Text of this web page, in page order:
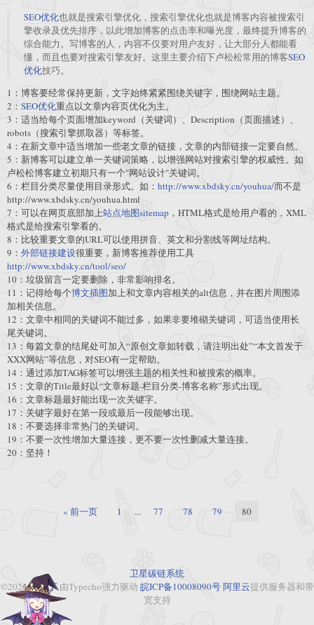
SEO优化也就是搜索引擎优化，搜索引擎优化也就是博客内容被搜索引
擎收录及优先排序，以此增加博客的点击率和曝光度，最终提升博客的
综合能力。写博客的人，内容不仅要对用户友好，让大部分人都能看
懂，而且也要对搜索引擎友好。这里主要介绍下卢松松常用的博客SEO
优化技巧。
1：博客要经常保持更新，文字始终紧紧围绕关键字，围绕网站主题。
2： SEO优化重点以文章内容页优化为主。
3：适当给每个页面增加keyword（关键词）、Description（页面描述）、
robots（搜索引擎抓取器）等标签。
4：在新文章中适当增加一些老文章的链接，文章的内部链接一定要自然。
5：新博客可以建立单一关键词策略，以增强网站对搜索引擎的权威性。如
卢松松博客建立初期只有一个"网站设计"关键词。
6：栏目分类尽量使用目录形式。如： http://www.xbdsky.cn/youhua/而不是
http://www.xbdsky.cn/youhua.html
7：可以在网页底部加上站点地图sitemap ，HTML格式是给用户看的，XML
格式是给搜索引擎看的。
8：比较重要文章的URL可以使用拼音、英文和分割线等网址结构。
9： 外部链接建设很重要，新博客推荐使用工具
http://www.xbdsky.cn/tool/seo/
10：垃圾留言一定要删除，非常影响排名。
11：记得给每个博文插图加上和文章内容相关的alt信息，并在图片周围添
加相关信息。
12：文章中相同的关键词不能过多，如果非要堆砌关键词，可适当使用长
尾关键词。
13：每篇文章的结尾处可加入“原创文章如转载，请注明出处”“本文首发于
XXX网站”等信息，对SEO有一定帮助。
14：通过添加TAG标签可以增强主题的相关性和被搜索的概率。
15：文章的Title最好以“文章标题-栏目分类-博客名称”形式出现。
16：文章标题最好能出现一次关键字。
17：关键字最好在第一段或最后一段能够出现。
18：不要选择非常热门的关键词。
19：不要一次性增加大量连接，更不要一次性删减大量连接。
20：坚持！
« 前一页 1 ... 77 78 79 80
卫星碳链系统
©2026大布丁由Typecho强力驱动 皖ICP备10008090号阿里云提供服务器和带
宽支持